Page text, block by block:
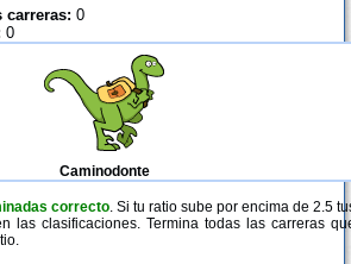
carreras: 0
0
Caminodonte
correcto. Si tu ratio sube por encima de 2.5
las clasificaciones. Termina todas las carreras